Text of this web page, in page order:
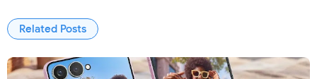
Related Posts